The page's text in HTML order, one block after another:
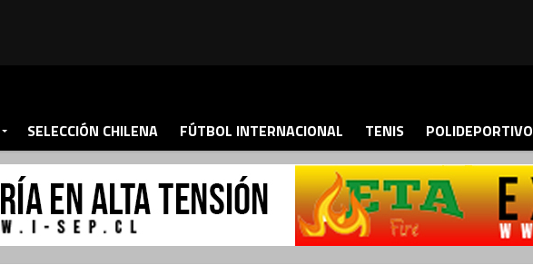
SELECCIÓN CHILENA FÚTBOL INTERNACIONAL TENIS POLIDEPORTIVO